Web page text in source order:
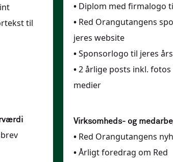
til
• Diplom med firmalogo
• Red Orangutangens
jeres website
•Sponsorlogo til jeres
•2 årlige posts inkl.
medier
Virksomheds- og
• Red Orangutangens
•Årligt foredrag om Red